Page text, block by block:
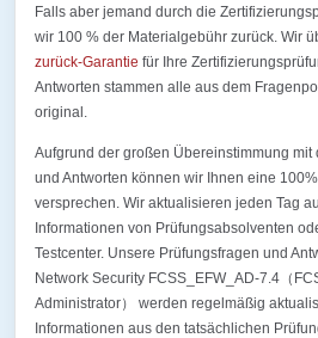
Falls aber jemand durch die
wir 100 % der Materialgebühr zurück. Wir
zurück-Garantie für Ihre
Antworten stammen alle aus dem
original.
Aufgrund der großen Übereinstimmung mit
und Antworten können wir Ihnen eine
versprechen. Wir aktualisieren jeden Tag
Informationen von Prüfungsabsolventen
Testcenter. Unsere Prüfungsfragen und
Network Security FCSS_EFW_AD-7.4（
Administrator） werden regelmäßig
Informationen aus den tatsächlichen